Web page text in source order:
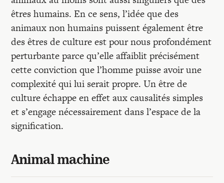
êtres humains. En ce sens, l’idée que des
animaux non humains puissent également être
des êtres de culture est pour nous profondément
perturbante parce qu’elle affaiblit précisément
cette conviction que l’homme puisse avoir une
complexité qui lui serait propre. Un être de
culture échappe en effet aux causalités simples
et s’engage nécessairement dans l’espace de la
signification.
Animal machine